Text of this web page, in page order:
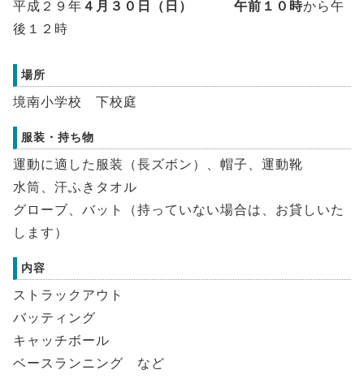
平成２９年 ４月３０日（日） 午前１０時から午
後１２時
場所
境南小学校 下校庭
服装・持ち物
運動に適した服装（長ズボン）、帽子、運動靴
水筒、汗ふきタオル
グローブ、バット（持っていない場合は、お貸しいた
します）
内容
ストラックアウト
バッティング
キャッチボール
ベースランニング など